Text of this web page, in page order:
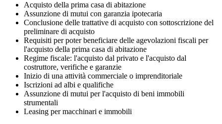
Acquisto della prima casa di abitazione
Assunzione di mutui con garanzia ipotecaria
Conclusione delle trattative di acquisto con sottoscrizione del
preliminare di acquisto
Requisiti per poter beneficiare delle agevolazioni fiscali per
l'acquisto della prima casa di abitazione
Regime fiscale: l'acquisto dal privato e l'acquisto dal
costruttore, verifiche e garanzie
Inizio di una attività commerciale o imprenditoriale
Iscrizioni ad albi e qualifiche
Assunzione di mutui per l'acquisto di beni immobili
strumentali
Leasing per macchinari e immobili